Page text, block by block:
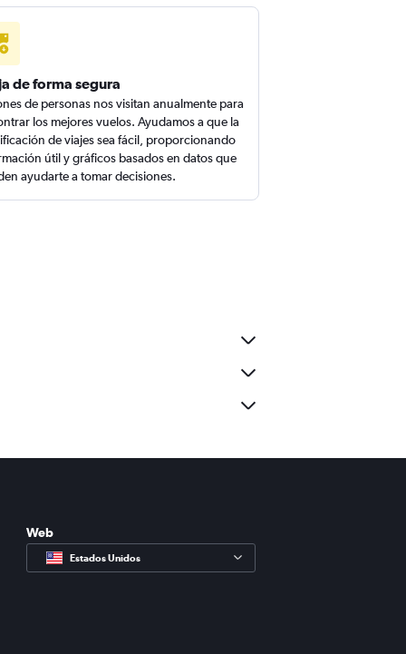
de forma segura
de personas nos visitan anualmente para
los mejores vuelos. Ayudamos a que la
de viajes sea fácil, proporcionando
útil y gráficos basados en datos que
ayudarte a tomar decisiones.
Web
Estados Unidos